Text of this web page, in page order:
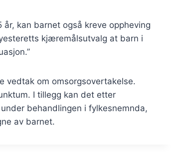
kan barnet også kreve oppheving
kjæremålsutvalg at barn i
vedtak om omsorgsovertakelse.
I tillegg kan det etter
behandlingen i fylkesnemnda,
av barnet.